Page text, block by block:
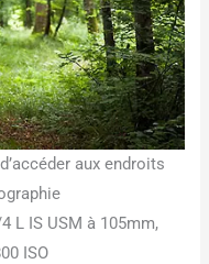
aux endroits
L IS USM à 105mm,
ISO